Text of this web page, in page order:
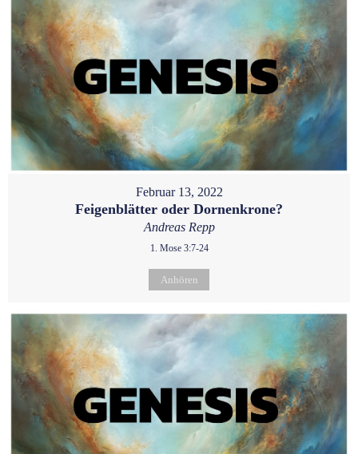
Februar 13, 2022
Feigenblätter oder Dornenkrone?
Andreas Repp
1. Mose 3:7-24
Anhören